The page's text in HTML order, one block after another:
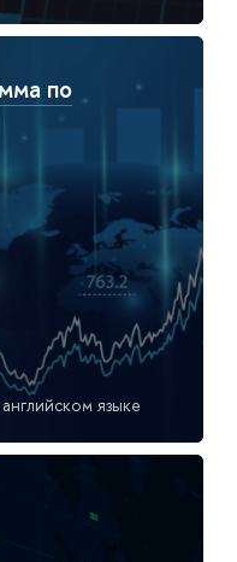
по
языке